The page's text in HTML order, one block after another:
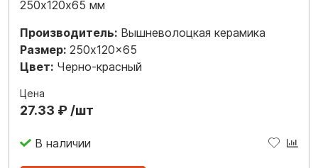
250х120х65 мм
Производитель: Вышневолоцкая керамика
Размер: 250x120x65
Цвет: Черно-красный
Цена
27.33 ₽ /шт
В наличии